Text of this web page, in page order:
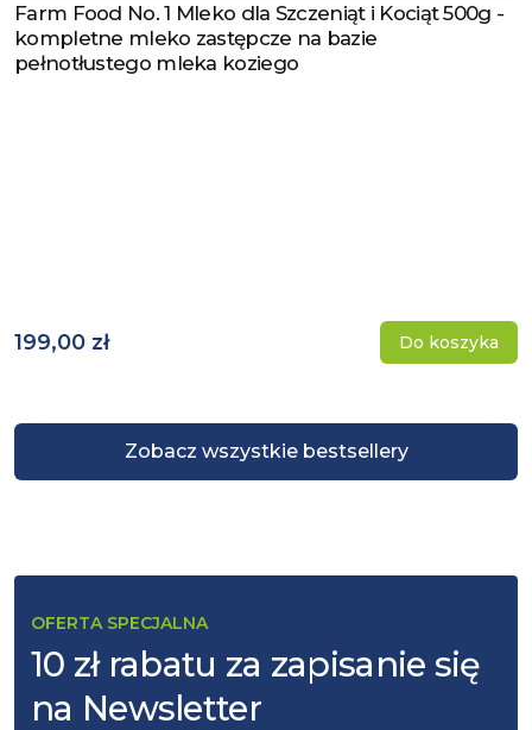
Zobacz wszystkie bestsellery
Zobacz produkt
Farm Food No. 1 Mleko dla Szczeniąt i Kociąt 500g -
kompletne mleko zastępcze na bazie
pełnotłustego mleka koziego
199,00 zł Do koszyka
OFERTA SPECJALNA
10 zł rabatu za zapisanie się
na Newsletter